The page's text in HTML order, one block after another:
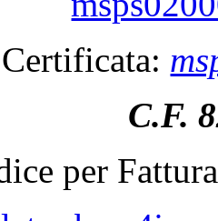
C.F.
per